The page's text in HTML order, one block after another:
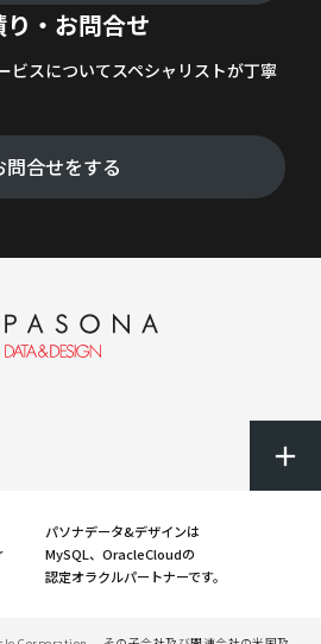
り・お問合せ
ビスについてスペシャリストが丁寧
問合せをする
パソナデータ&デザインは
MySQL、OracleCloudの
認定オラクルパートナーです。